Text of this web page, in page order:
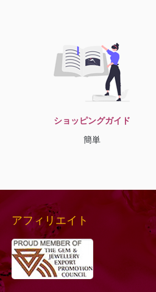
ショッピングガイド
簡単
アフィリエイト